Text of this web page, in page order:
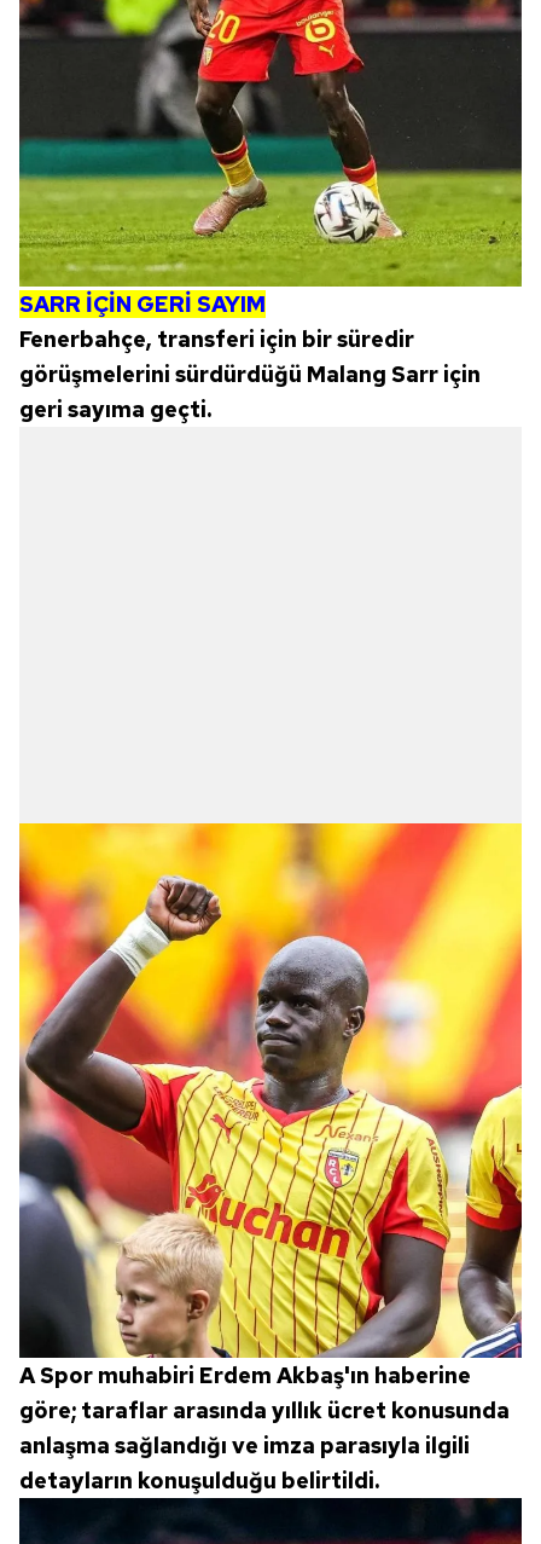
SARR İÇİN GERİ SAYIM
Fenerbahçe, transferi için bir süredir
görüşmelerini sürdürdüğü Malang Sarr için
geri sayıma geçti.
A Spor muhabiri Erdem Akbaş'ın haberine
göre; taraflar arasında yıllık ücret konusunda
anlaşma sağlandığı ve imza parasıyla ilgili
detayların konuşulduğu belirtildi.